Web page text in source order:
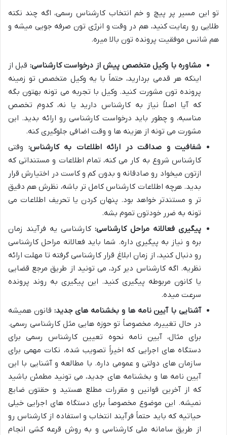
تو این مسیر پر پیچ و خم انتخاب کارشناس رسمی، اگه چند نکته
طلایی رو رعایت کنید، هم در وقت و انرژی تون صرفه جویی میشه و
هم شانس موفقیت پرونده تون بالا میره.
مشاوره با وکیل متخصص پیش از درخواست کارشناسی: قبل از
اینکه هر قدمی بردارید، حتماً با یه وکیل متخصص تو زمینه
پرونده تون مشورت کنید. وکیل با تجربه می تونه بهتون بگه
که آیا اصلاً نیاز به کارشناس دارید یا نه، کدوم تخصص
مناسبه، و چطور باید درخواست کارشناسی رو ارائه بدید. این
مشورت می تونه از هزینه ها و وقت اضافی جلوگیری کنه.
شفافیت و صداقت در ارائه اطلاعات به کارشناس: وقتی
کارشناس شروع به کار می کنه، تمام اطلاعات و مستنداتی که
ازتون میخواد رو صادقانه و بدون کم و کاست در اختیارش قرار
بدید. هرچه اطلاعات کارشناس کامل تر باشه، نظرش هم دقیق
تر و مستندتر خواهد بود. پنهان کردن یا تحریف اطلاعات می
تونه به ضرر خودتون تموم بشه.
پیگیری فعالانه مراحل کارشناسی: کارشناسی یه فرآیند زمان
بره و نیاز به پیگیری داره. شما باید فعالانه مراحل کارشناسی
رو دنبال کنید، از زمان ابلاغ قرار کارشناسی گرفته تا مهلت ارائه
نظریه. اگه کارشناس دیر کرد، می تونید از طریق مرجع قضایی
یا کانون مربوطه پیگیری کنید. این پیگیری به روند پرونده
سرعت میده.
آشنایی با آیین نامه ها و بخشنامه های جدید: قانون همیشه
در حال تغییره، مخصوصاً تو حوزه هایی مثل کارشناسی رسمی.
برای مثال، آیین نامه نحوه تعیین کارشناس رسمی برای
دستگاه های اجرایی که اخیراً تصویب شده، نکات مهمی برای
سازمان های دولتی و عمومی داره. با مطالعه و آشنایی با این
آیین نامه ها و بخشنامه های جدید، می تونید مطمئن باشید
که از آخرین قوانین و مقررات مطلع هستید و حقتون ضایع
نمیشه. این موضوع مخصوصاً برای دستگاه های اجرایی خیلی
حیاتیه که باید حتماً فرآیند انتخاب و استفاده از کارشناس رو
از طریق سامانه ملی کارشناسی و به روش قرعه کشی انجام